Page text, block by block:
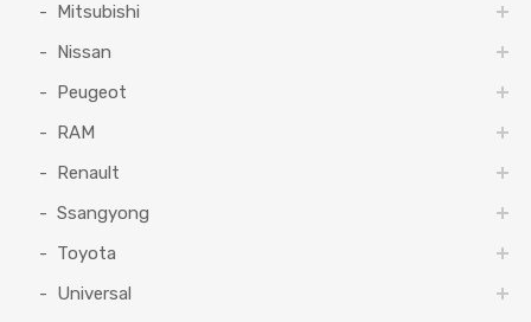
Mitsubishi
Nissan
Peugeot
RAM
Renault
Ssangyong
Toyota
Universal